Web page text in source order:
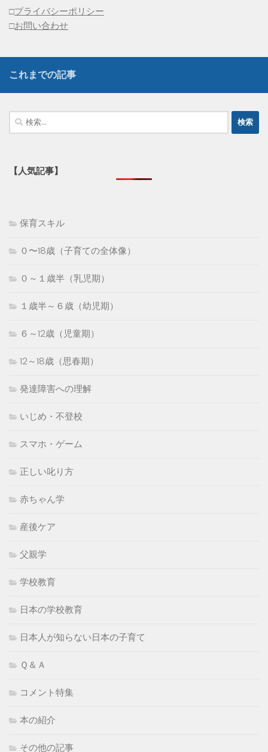
□プライバシーポリシー
□お問い合わせ
これまでの記事
検
索:
【人気記事】
保育スキル
０〜18歳（子育ての全体像）
０～１歳半（乳児期）
１歳半～６歳（幼児期）
６～12歳（児童期）
12～18歳（思春期）
発達障害への理解
いじめ・不登校
スマホ・ゲーム
正しい叱り方
赤ちゃん学
産後ケア
父親学
学校教育
日本の学校教育
日本人が知らない日本の子育て
Ｑ＆Ａ
コメント特集
本の紹介
その他の記事